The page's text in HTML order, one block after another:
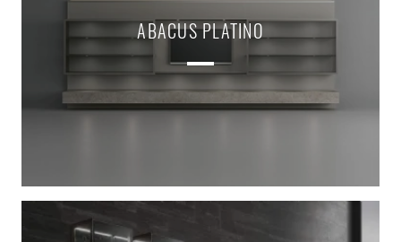
ABACUS PLATINO